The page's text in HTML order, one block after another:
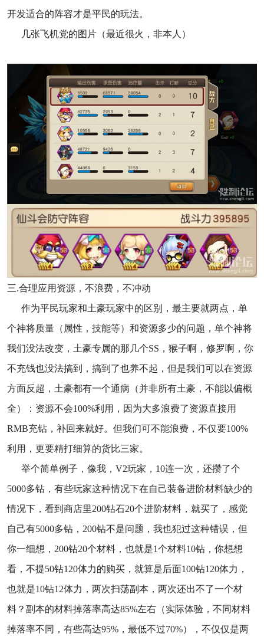
开发适合的阵容才是平民的玩法。
几张飞机党的图片（最近很火，非本人）
三.合理应用资源，不浪费，不冲动
作为平民玩家和土豪玩家中的区别，最主要就两点，单
个神将质量（属性，技能等）和资源多少的问题，单个神将
我们没法改变，土豪专属的那几个SS，猴子啊，修罗啊，你
不充钱也没法搞到，搞到了也养不起，但是我们可以在资源
方面反超，土豪都有一个通病（并非所有土豪，不能以偏概
全）：资源不会100%利用，因为大多浪费了资源直接用
RMB充钻，补回来就好。但我们可不能浪费，不仅要100%
利用，更要精打细算的货比三家。
举个简单例子，像我，V2玩家，10连一次，还攒了个
5000多钻，有些玩家这种情况下在自己装备进阶材料缺少的
情况下，看到商店里200钻石20个进阶材料，就买了，感觉
自己有5000多钻，200钻不是问题，我也犯过这种错误，但
你一细想，200钻20个材料，也就是1个材料10钻，你想想
看，不提50钻120体力的购买，就算是后面100钻120体力，
也就是10钻12体力，两次扫荡副本，两次还出不了一个材
料？副本的材料掉落率高达85%左右（实际体验，不同材料
掉落率不同，有些高达95%，最低不过70%），不仅仅是两